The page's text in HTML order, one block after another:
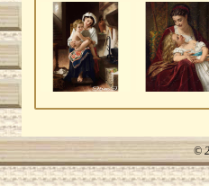
©